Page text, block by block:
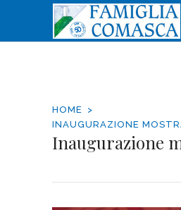
HOME
INAUGURAZIONE
Inaugurazione